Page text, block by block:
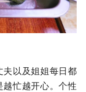
夫以及姐姐每日都
忙越开心。个性